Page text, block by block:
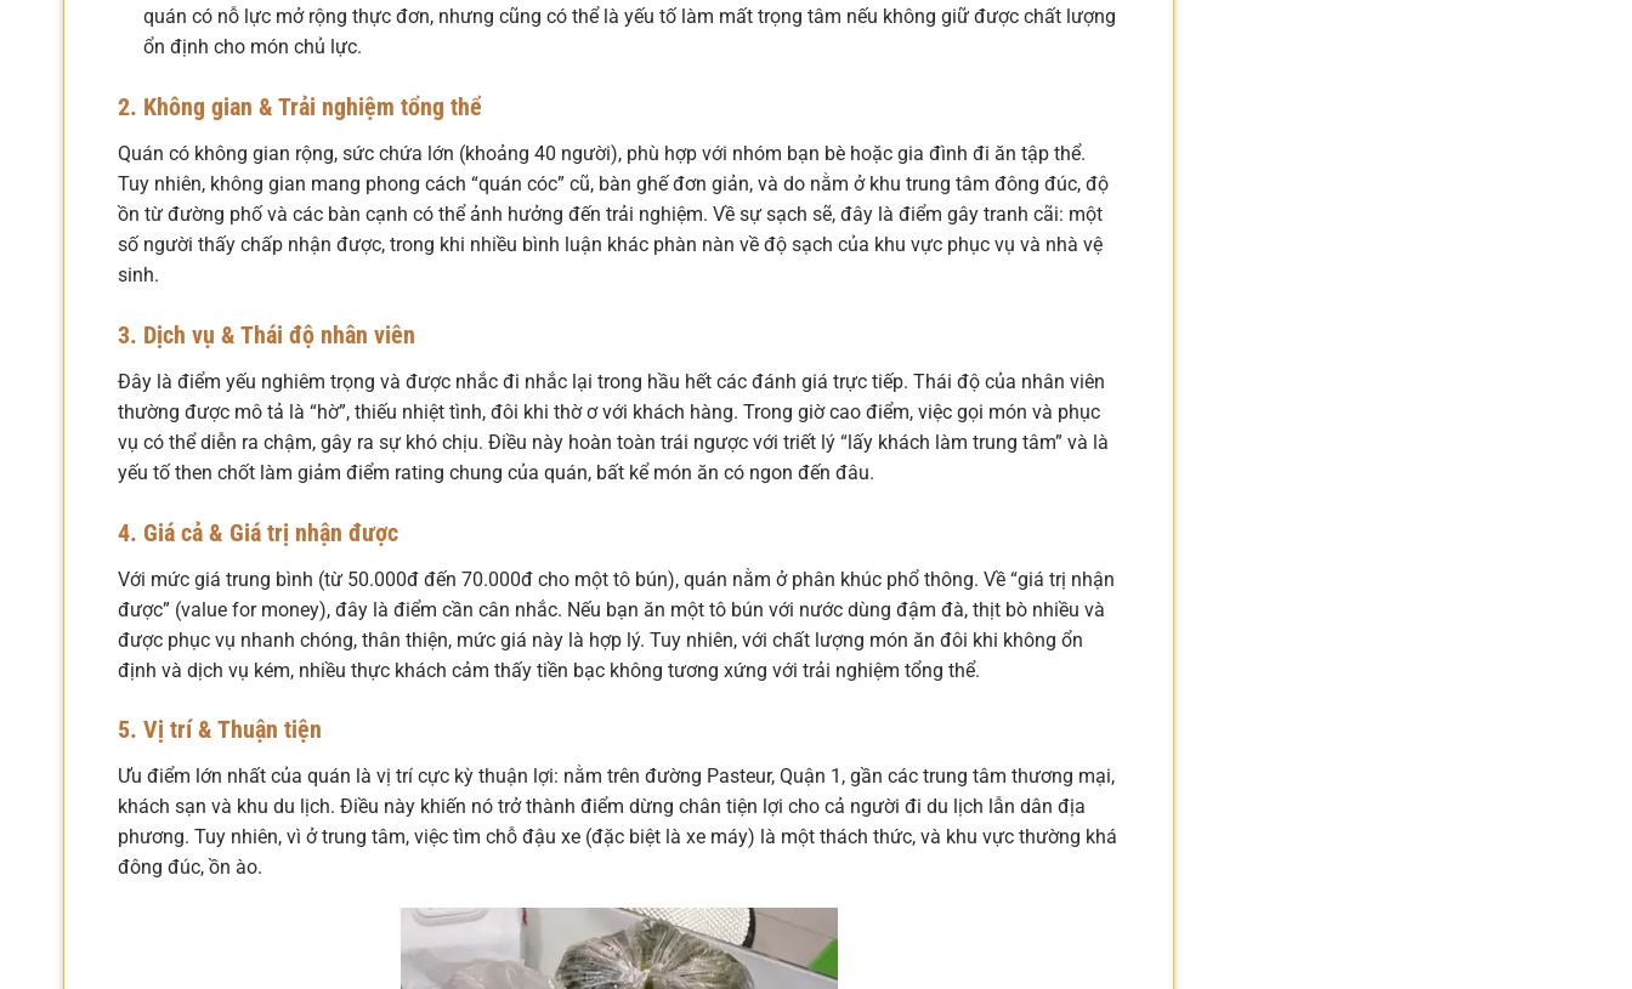
quán có nỗ lực mở rộng thực đơn, nhưng cũng có thể là yếu tố làm mất trọng tâm nếu không giữ được chất lượng
ổn định cho món chủ lực.
2. Không gian & Trải nghiệm tổng thể
Quán có không gian rộng, sức chứa lớn (khoảng 40 người), phù hợp với nhóm bạn bè hoặc gia đình đi ăn tập thể.
Tuy nhiên, không gian mang phong cách “quán cóc” cũ, bàn ghế đơn giản, và do nằm ở khu trung tâm đông đúc, độ
ồn từ đường phố và các bàn cạnh có thể ảnh hưởng đến trải nghiệm. Về sự sạch sẽ, đây là điểm gây tranh cãi: một
số người thấy chấp nhận được, trong khi nhiều bình luận khác phàn nàn về độ sạch của khu vực phục vụ và nhà vệ
sinh.
3. Dịch vụ & Thái độ nhân viên
Đây là điểm yếu nghiêm trọng và được nhắc đi nhắc lại trong hầu hết các đánh giá trực tiếp. Thái độ của nhân viên
thường được mô tả là “hờ”, thiếu nhiệt tình, đôi khi thờ ơ với khách hàng. Trong giờ cao điểm, việc gọi món và phục
vụ có thể diễn ra chậm, gây ra sự khó chịu. Điều này hoàn toàn trái ngược với triết lý “lấy khách làm trung tâm” và là
yếu tố then chốt làm giảm điểm rating chung của quán, bất kể món ăn có ngon đến đâu.
4. Giá cả & Giá trị nhận được
Với mức giá trung bình (từ 50.000đ đến 70.000đ cho một tô bún), quán nằm ở phân khúc phổ thông. Về “giá trị nhận
được” (value for money), đây là điểm cần cân nhắc. Nếu bạn ăn một tô bún với nước dùng đậm đà, thịt bò nhiều và
được phục vụ nhanh chóng, thân thiện, mức giá này là hợp lý. Tuy nhiên, với chất lượng món ăn đôi khi không ổn
định và dịch vụ kém, nhiều thực khách cảm thấy tiền bạc không tương xứng với trải nghiệm tổng thể.
5. Vị trí & Thuận tiện
Ưu điểm lớn nhất của quán là vị trí cực kỳ thuận lợi: nằm trên đường Pasteur, Quận 1, gần các trung tâm thương mại,
khách sạn và khu du lịch. Điều này khiến nó trở thành điểm dừng chân tiện lợi cho cả người đi du lịch lẫn dân địa
phương. Tuy nhiên, vì ở trung tâm, việc tìm chỗ đậu xe (đặc biệt là xe máy) là một thách thức, và khu vực thường khá
đông đúc, ồn ào.